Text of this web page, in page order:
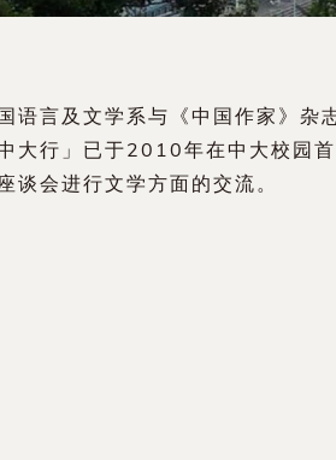
语言及文学系与《中国作家》杂
大行」已于2010年在中大校园
谈会进行文学方面的交流。